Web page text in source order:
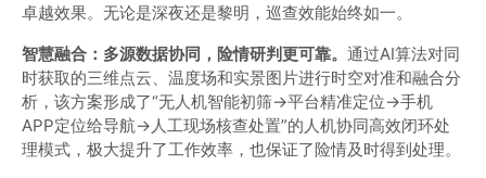
卓越效果。无论是深夜还是黎明，巡查效能始终如一。
智慧融合：多源数据协同，险情研判更可靠。 通过AI算法对同
时获取的三维点云、温度场和实景图片进行时空对准和融合分
析，该方案形成了“无人机智能初筛→平台精准定位→手机
APP定位给导航→人工现场核查处置”的人机协同高效闭环处
理模式，极大提升了工作效率，也保证了险情及时得到处理。